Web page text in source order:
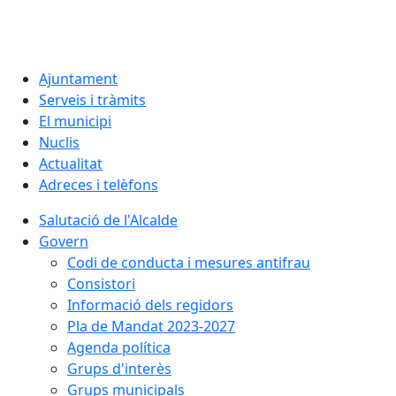
Ajuntament
Serveis i tràmits
El municipi
Nuclis
Actualitat
Adreces i telèfons
Salutació de l'Alcalde
Govern
Codi de conducta i mesures antifrau
Consistori
Informació dels regidors
Pla de Mandat 2023-2027
Agenda política
Grups d'interès
Grups municipals